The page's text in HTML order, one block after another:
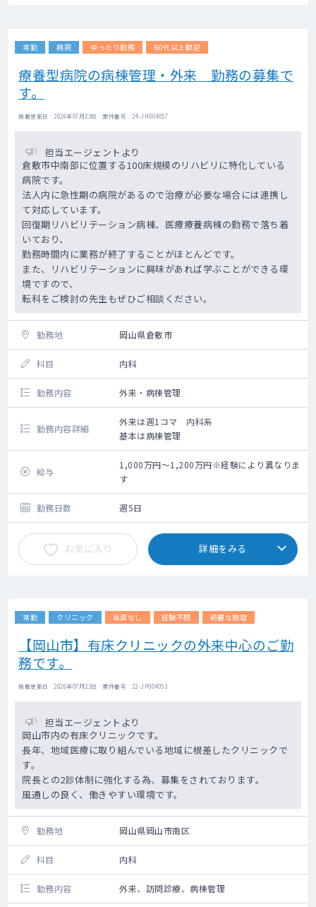
※当院では、医師が業務に専念できるよう
ータブルエコー、心電図、電気メス
えております。
常勤 病院 ゆったり勤務 60代以上歓迎
療養型病院の病棟管理・外来 勤務の募集で
す。
掲載更新日 : 2026年07月23日 案件番号 : 24-JH004057
担当エージェントより
倉敷市中南部に位置する100床規模のリハビリに特化している
病院です。
法人内に急性期の病院があるので治療が必要な場合には連携し
て対応しています。
回復期リハビリテーション病棟、医療療養病棟の勤務で落ち着
いており、
勤務時間内に業務が終了することがほとんどです。
また、リハビリテーションに興味があれば学ぶことができる環
境ですので、
転科をご検討の先生もぜひご相談ください。
勤務地 岡山県倉敷市
科目 内科
勤務内容 外来・病棟管理
勤務内容詳細
外来は週1コマ 内科系
基本は病棟管理
給与
1,000万円～1,200万円※経験により異なりま
す
勤務日数 週5日
お気に入り 詳細をみる
常勤 クリニック 当直なし 経験不問 綺麗な施設
【岡山市】有床クリニックの外来中心のご勤
務です。
掲載更新日 : 2026年07月23日 案件番号 : 22-JP004053
担当エージェントより
岡山市内の有床クリニックです。
長年、地域医療に取り組んでいる地域に根差したクリニックで
す。
院長との2診体制に強化する為、募集をされております。
風通しの良く、働きやすい環境です。
勤務地 岡山県岡山市南区
科目 内科
勤務内容 外来、訪問診療、病棟管理